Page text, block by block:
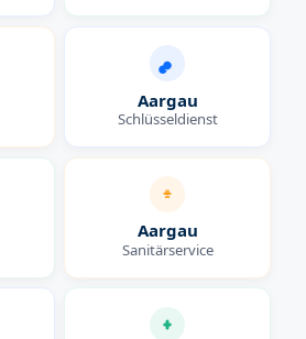
Aargau
Schlüsseldienst
Aargau
Sanitärservice